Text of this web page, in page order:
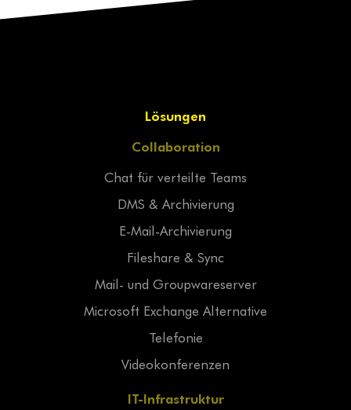
Lösungen
Collaboration
Chat für verteilte Teams
DMS & Archivierung
E-Mail-Archivierung
Fileshare & Sync
Mail- und Groupwareserver
Microsoft Exchange Alternative
Telefonie
Videokonferenzen
IT-Infrastruktur